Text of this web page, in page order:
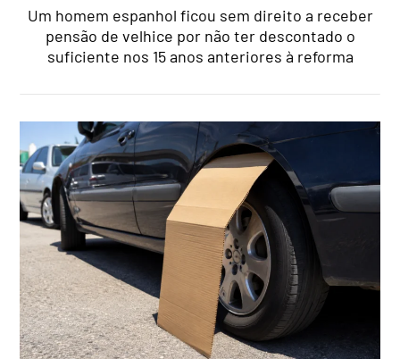
Um homem espanhol ficou sem direito a receber
pensão de velhice por não ter descontado o
suficiente nos 15 anos anteriores à reforma